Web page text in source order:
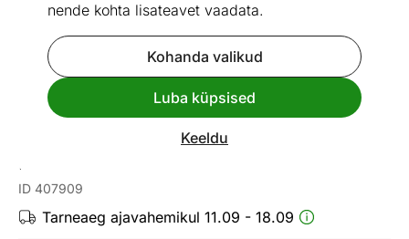
nende kohta lisateavet vaadata.
Kohanda valikud
Luba küpsised
Keeldu
Vaata sarnaseid
Nurgadiivanvoodi
ID 407909
Tarneaeg ajavahemikul 11.09 - 18.09